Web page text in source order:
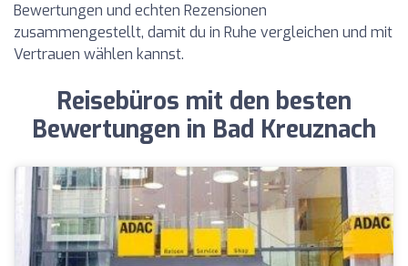
Bewertungen und echten Rezensionen
zusammengestellt, damit du in Ruhe vergleichen und mit
Vertrauen wählen kannst.
Reisebüros mit den besten
Bewertungen in Bad Kreuznach